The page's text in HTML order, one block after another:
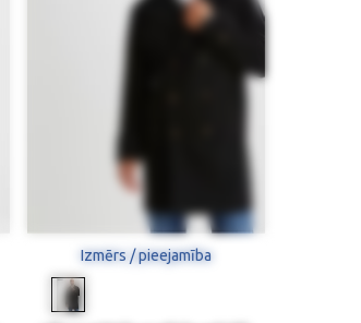
Izmērs / pieejamība